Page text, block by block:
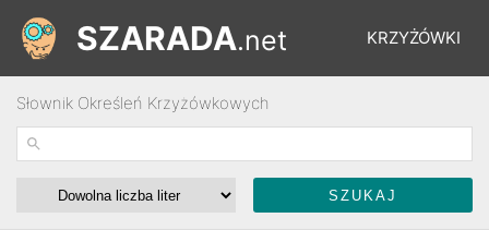
KRZYŻÓWKI
ŁAMIGŁÓWKI
SZARADA.net
Słownik Określeń Krzyżówkowych